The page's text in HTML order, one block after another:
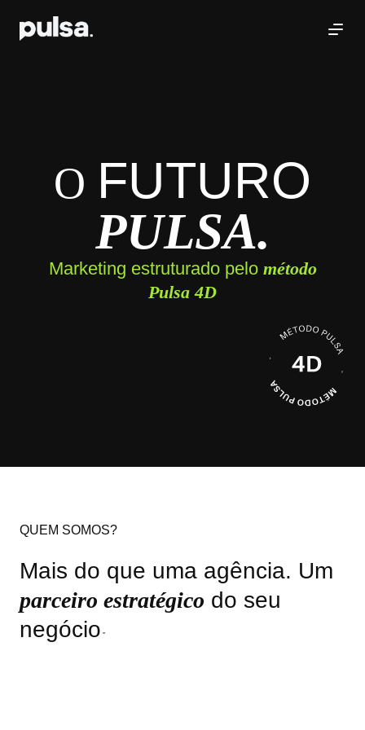
O FUTURO
PULSA.
Marketing estruturado pelo método
Pulsa 4D
QUEM SOMOS?
Mais do que uma agência. Um
parceiro estratégico do seu
negócio.